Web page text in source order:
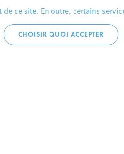
ce site. En outre, certains
CHOISIR QUOI ACCEPTER